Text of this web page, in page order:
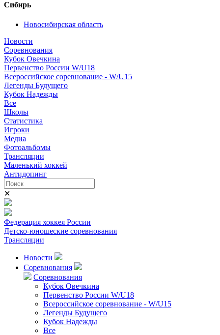
Сибирь
Новосибирская область
Новости
Соревнования
Кубок Овечкина
Первенство России W/U18
Всероссийское соревнование - W/U15
Легенды Будущего
Кубок Надежды
Все
Школы
Статистика
Игроки
Медиа
Фотоальбомы
Трансляции
Маленький хоккей
Антидопинг
✕
Федерация хоккея России
Детско-юношеские соревнования
Трансляции
Новости
Соревнования
Соревнования
Кубок Овечкина
Первенство России W/U18
Всероссийское соревнование - W/U15
Легенды Будущего
Кубок Надежды
Все